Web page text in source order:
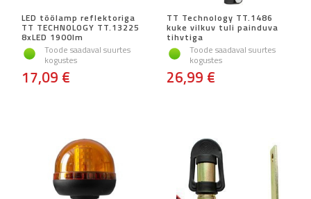
LED töölamp reflektoriga
TT TECHNOLOGY TT.13225
8xLED 1900lm
Toode saadaval suurtes
kogustes
17,09 €
TT Technology TT.1486
kuke vilkuv tuli painduva
tihvtiga
Toode saadaval suurtes
kogustes
26,99 €